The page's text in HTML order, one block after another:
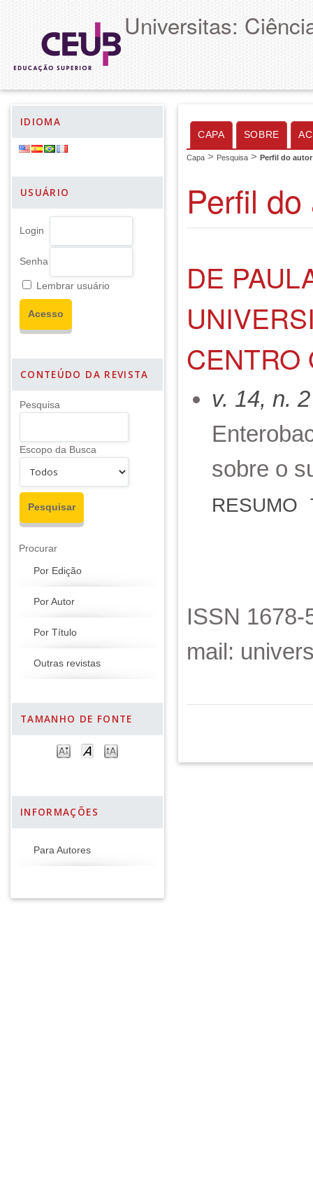
Universitas:
IDIOMA
USUÁRIO
Login
Senha
Lembrar usuário
CONTEÚDO DA REVISTA
Pesquisa
Escopo da Busca
Procurar
Por Edição
Por Autor
Por Título
Outras revistas
TAMANHO DE FONTE
INFORMAÇÕES
Para Autores
CAPA SOBRE
Capa > Pesquisa > Perfil do autor
Perfil
DE
CENTRO
v. 14, n.
sobre o
RESUMO
ISSN
mail: